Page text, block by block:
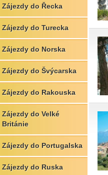
Zájezdy do Řecka
Zájezdy do Turecka
Zájezdy do Norska
Zájezdy do Švýcarska
Zájezdy do Rakouska
Zájezdy do Velké
Británie
Zájezdy do Portugalska
Zájezdy do Ruska